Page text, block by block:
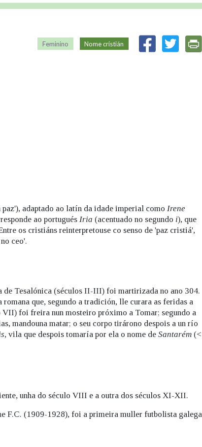
Feminino Nome cristián
paz'), adaptado ao latín da idade imperial como Irene
ao portugués Iria (acentuado no segundo i), que
os cristiáns reinterpretouse co senso de 'paz cristiá',
ceo'.
de Tesalónica (séculos II-III) foi martirizada no ano 304.
que, segundo a tradición, lle curara as feridas a
VII) foi freira nun mosteiro próximo a Tomar; segundo a
mandouna matar; o seu corpo tirárono despois a un río
, vila que despois tomaría por ela o nome de Santarém (<
unha do século VIII e a outra dos séculos XI-XII.
F.C. (1909-1928), foi a primeira muller futbolista galega